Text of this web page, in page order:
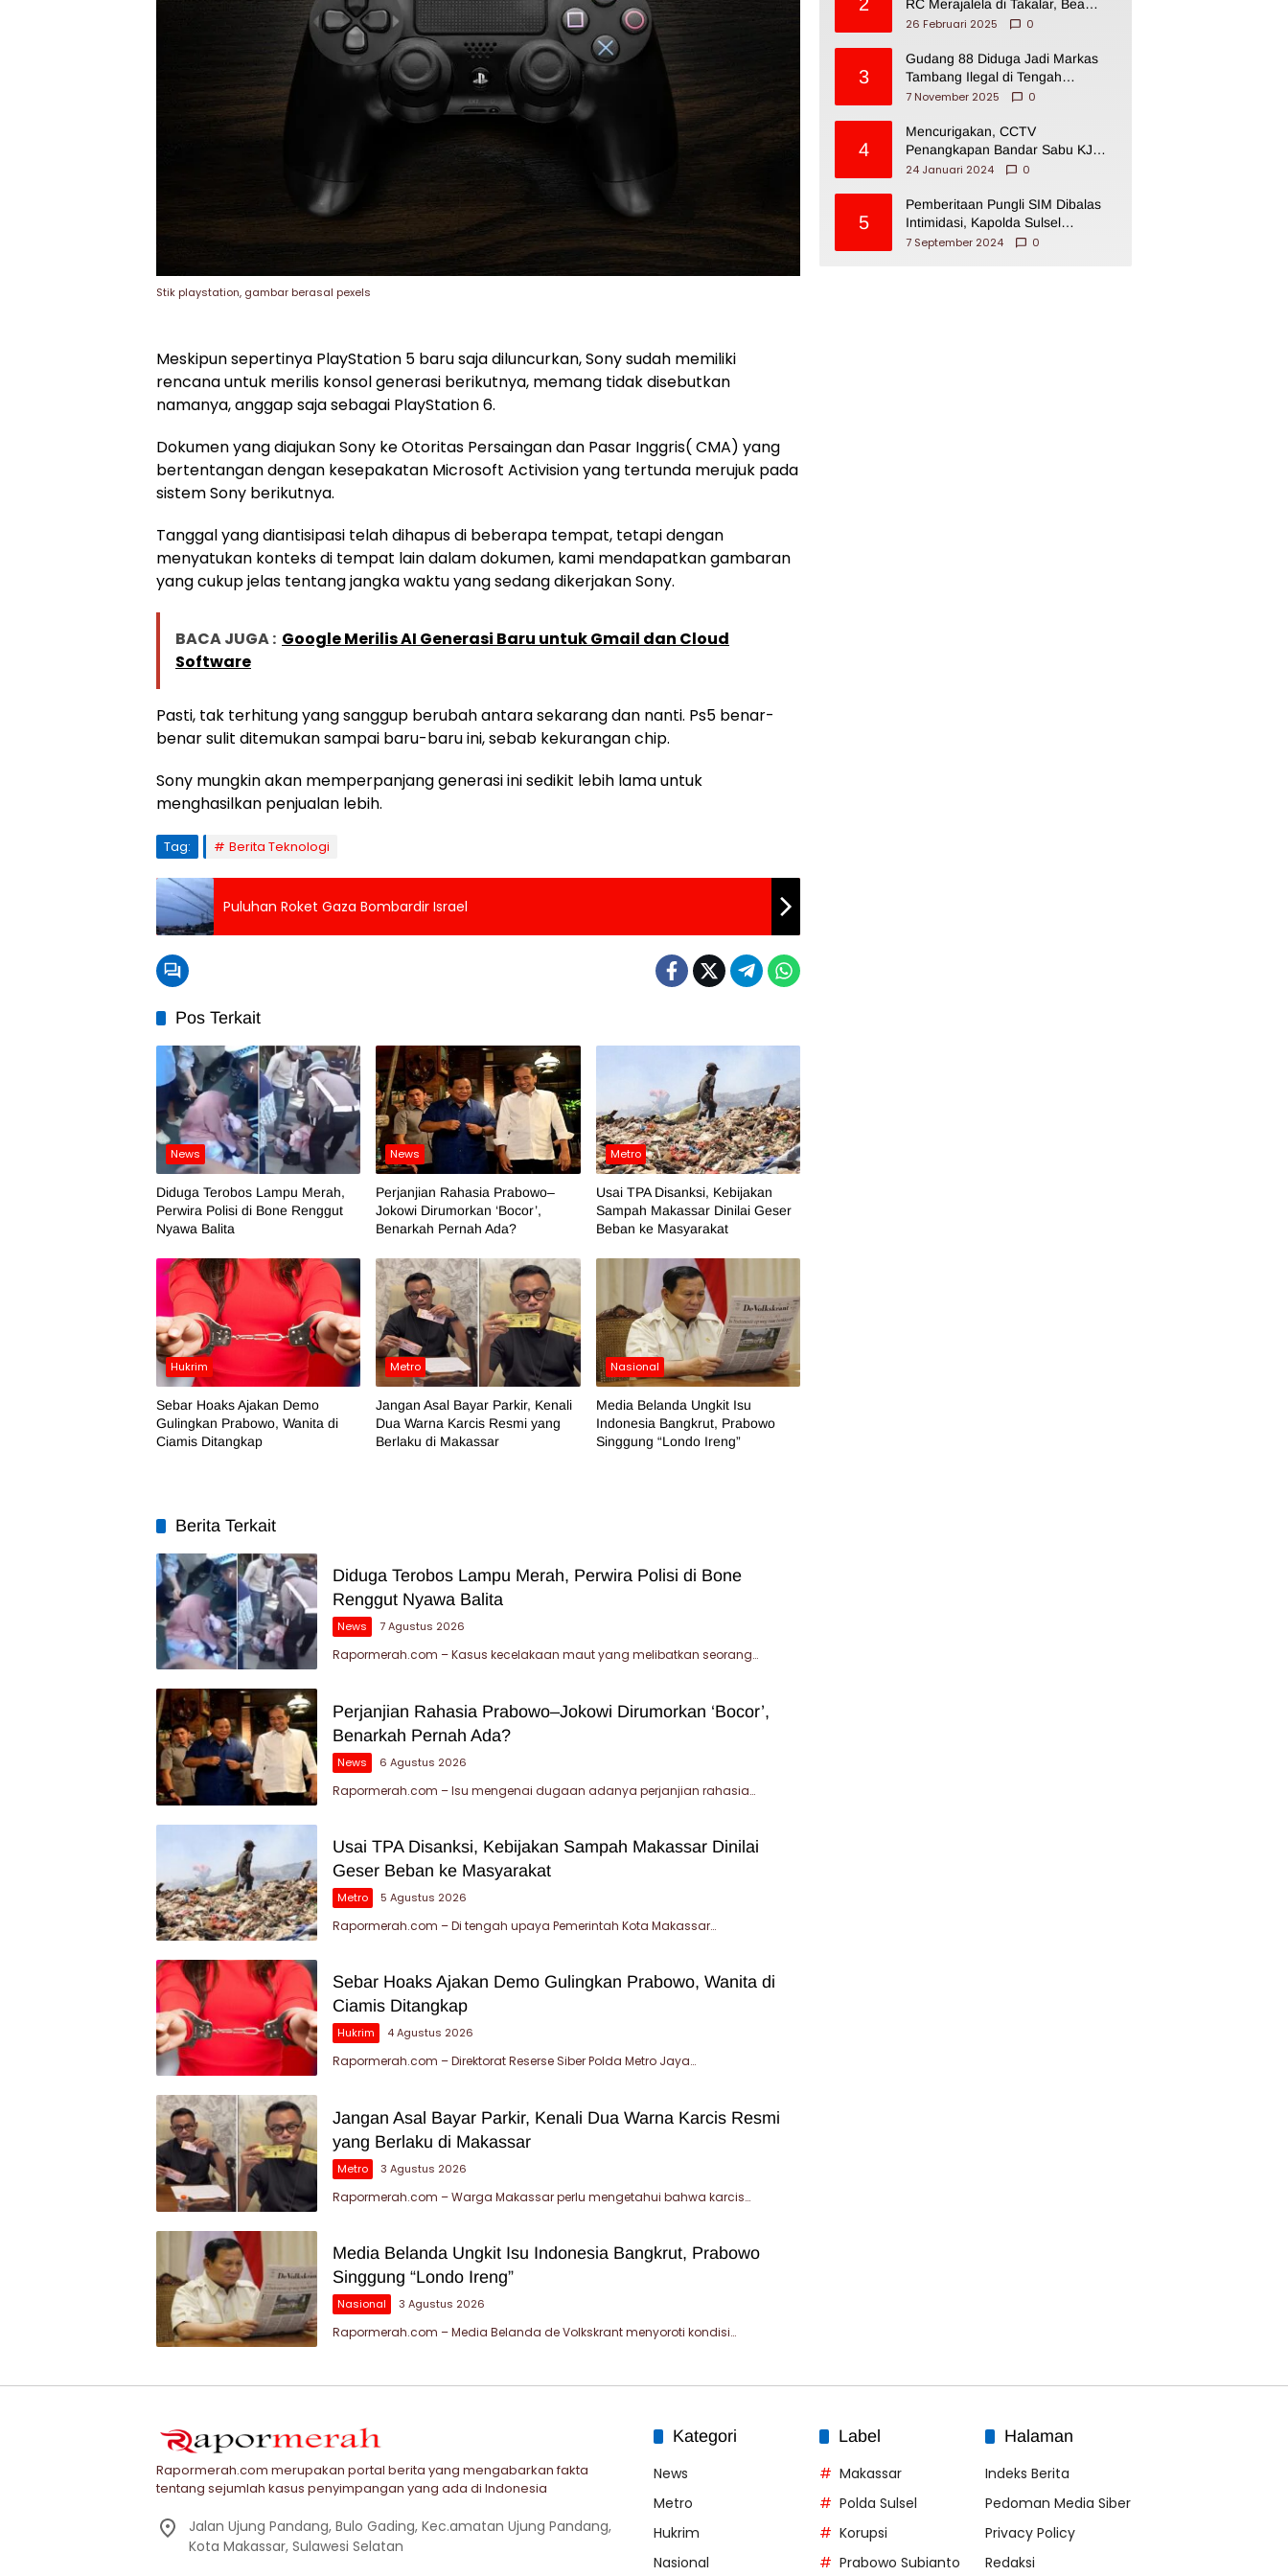
Stik playstation, gambar berasal pexels
Meskipun sepertinya PlayStation 5 baru saja diluncurkan, Sony sudah memiliki
rencana untuk merilis konsol generasi berikutnya, memang tidak disebutkan
namanya, anggap saja sebagai PlayStation 6.
Dokumen yang diajukan Sony ke Otoritas Persaingan dan Pasar Inggris( CMA) yang
bertentangan dengan kesepakatan Microsoft Activision yang tertunda merujuk pada
sistem Sony berikutnya.
Tanggal yang diantisipasi telah dihapus di beberapa tempat, tetapi dengan
menyatukan konteks di tempat lain dalam dokumen, kami mendapatkan gambaran
yang cukup jelas tentang jangka waktu yang sedang dikerjakan Sony.
BACA JUGA : Google Merilis AI Generasi Baru untuk Gmail dan Cloud
Software
Pasti, tak terhitung yang sanggup berubah antara sekarang dan nanti. Ps5 benar-
benar sulit ditemukan sampai baru-baru ini, sebab kekurangan chip.
Sony mungkin akan memperpanjang generasi ini sedikit lebih lama untuk
menghasilkan penjualan lebih.
Tag: Berita Teknologi
Puluhan Roket Gaza Bombardir Israel
Pos Terkait
News
Diduga Terobos Lampu Merah,
Perwira Polisi di Bone Renggut
Nyawa Balita
News
Perjanjian Rahasia Prabowo–
Jokowi Dirumorkan ‘Bocor’,
Benarkah Pernah Ada?
Metro
Usai TPA Disanksi, Kebijakan
Sampah Makassar Dinilai Geser
Beban ke Masyarakat
Hukrim
Sebar Hoaks Ajakan Demo
Gulingkan Prabowo, Wanita di
Ciamis Ditangkap
Metro
Jangan Asal Bayar Parkir, Kenali
Dua Warna Karcis Resmi yang
Berlaku di Makassar
Nasional
Media Belanda Ungkit Isu
Indonesia Bangkrut, Prabowo
Singgung “Londo Ireng”
Berita Terkait
Diduga Terobos Lampu Merah, Perwira Polisi di Bone
Renggut Nyawa Balita
News 7 Agustus 2026
Rapormerah.com – Kasus kecelakaan maut yang melibatkan seorang…
Perjanjian Rahasia Prabowo–Jokowi Dirumorkan ‘Bocor’,
Benarkah Pernah Ada?
News 6 Agustus 2026
Rapormerah.com – Isu mengenai dugaan adanya perjanjian rahasia…
Usai TPA Disanksi, Kebijakan Sampah Makassar Dinilai
Geser Beban ke Masyarakat
Metro 5 Agustus 2026
Rapormerah.com – Di tengah upaya Pemerintah Kota Makassar…
Sebar Hoaks Ajakan Demo Gulingkan Prabowo, Wanita di
Ciamis Ditangkap
Hukrim 4 Agustus 2026
Rapormerah.com – Direktorat Reserse Siber Polda Metro Jaya…
Jangan Asal Bayar Parkir, Kenali Dua Warna Karcis Resmi
yang Berlaku di Makassar
Metro 3 Agustus 2026
Rapormerah.com – Warga Makassar perlu mengetahui bahwa karcis…
Media Belanda Ungkit Isu Indonesia Bangkrut, Prabowo
Singgung “Londo Ireng”
Nasional 3 Agustus 2026
Rapormerah.com – Media Belanda de Volkskrant menyoroti kondisi…
RC Merajalela di Takalar, Bea
Cukai Impoten
26 Februari 2025 0
3
Gudang 88 Diduga Jadi Markas
Tambang Ilegal di Tengah
Permukiman Warga Makassar
7 November 2025 0
4
Mencurigakan, CCTV
Penangkapan Bandar Sabu KJ
Disita Oknum BNNP Sulsel
24 Januari 2024 0
5
Pemberitaan Pungli SIM Dibalas
Intimidasi, Kapolda Sulsel
Dikecam PJI Sulsel
7 September 2024 0
Rapormerah.com merupakan portal berita yang mengabarkan fakta
tentang sejumlah kasus penyimpangan yang ada di Indonesia
Jalan Ujung Pandang, Bulo Gading, Kec.amatan Ujung Pandang,
Kota Makassar, Sulawesi Selatan
Kategori
News
Metro
Hukrim
Nasional
Label
Makassar
Polda Sulsel
Korupsi
Prabowo Subianto
Halaman
Indeks Berita
Pedoman Media Siber
Privacy Policy
Redaksi